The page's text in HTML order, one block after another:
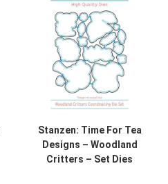
Stanzen: Time For Tea
Designs – Woodland
Critters – Set Dies